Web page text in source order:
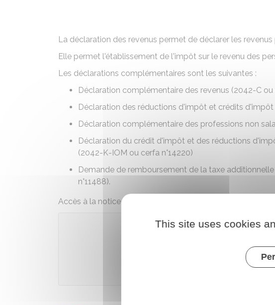
La déclaration des revenus permet de déclarer les
Elle permet l'établissement de l'impôt sur le revenu des
Les déclarations complémentaires sont les suivantes :
Déclaration complémentaire des revenus (2042-C ou
Déclaration des réductions d'impôt et crédits d'impôt
Déclaration complémentaire des professions non
Déclaration du crédit d'impôt et des réductions
(2042-K-IOM ou cerfa n°14220)
Demande de remboursement de la taxe
n°11488).
Accès à la notice de la déclaration de revenus 2041-NOT
Télécharger le
This site uses cookies